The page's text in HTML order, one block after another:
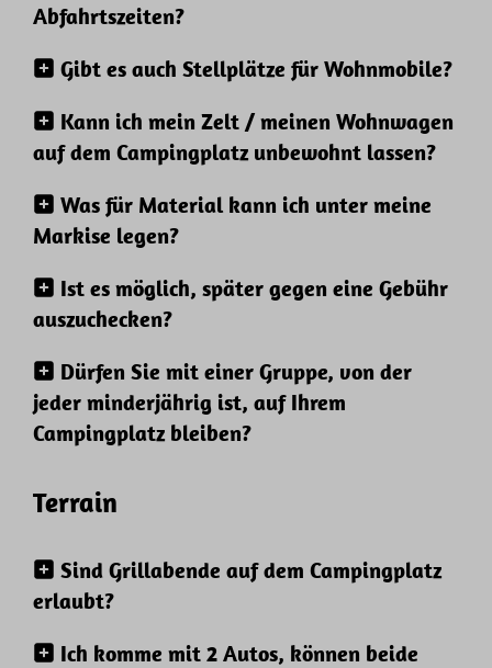
Abfahrtszeiten?
Gibt es auch Stellplätze für Wohnmobile?
Kann ich mein Zelt / meinen Wohnwagen
auf dem Campingplatz unbewohnt lassen?
Was für Material kann ich unter meine
Markise legen?
Ist es möglich, später gegen eine Gebühr
auszuchecken?
Dürfen Sie mit einer Gruppe, von der
jeder minderjährig ist, auf Ihrem
Campingplatz bleiben?
Terrain
Sind Grillabende auf dem Campingplatz
erlaubt?
Ich komme mit 2 Autos, können beide